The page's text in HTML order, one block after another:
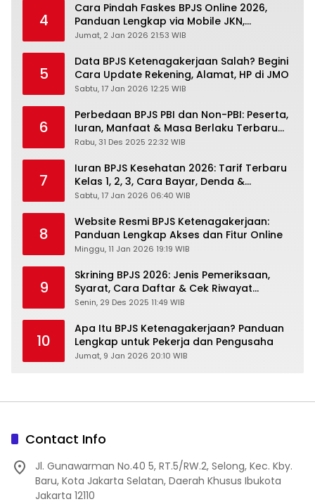
4
Cara Pindah Faskes BPJS Online 2026,
Panduan Lengkap via Mobile JKN,
PANDAWA & Offiline Kantor Cabang
Jumat, 2 Jan 2026 21:53 WIB
5
Data BPJS Ketenagakerjaan Salah? Begini
Cara Update Rekening, Alamat, HP di JMO
Sabtu, 17 Jan 2026 12:25 WIB
6
Perbedaan BPJS PBI dan Non-PBI: Peserta,
Iuran, Manfaat & Masa Berlaku Terbaru
2026
Rabu, 31 Des 2025 22:32 WIB
7
Iuran BPJS Kesehatan 2026: Tarif Terbaru
Kelas 1, 2, 3, Cara Bayar, Denda &
Panduan Lengkap Peserta JKN-KIS
Sabtu, 17 Jan 2026 06:40 WIB
8
Website Resmi BPJS Ketenagakerjaan:
Panduan Lengkap Akses dan Fitur Online
Minggu, 11 Jan 2026 19:19 WIB
9
Skrining BPJS 2026: Jenis Pemeriksaan,
Syarat, Cara Daftar & Cek Riwayat
Kesehatan Gratis
Senin, 29 Des 2025 11:49 WIB
10
Apa Itu BPJS Ketenagakerjaan? Panduan
Lengkap untuk Pekerja dan Pengusaha
Jumat, 9 Jan 2026 20:10 WIB
Contact Info
Jl. Gunawarman No.40 5, RT.5/RW.2, Selong, Kec. Kby.
Baru, Kota Jakarta Selatan, Daerah Khusus Ibukota
Jakarta 12110